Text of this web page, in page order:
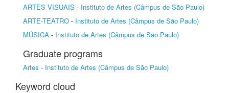
ARTES VISUAIS - Instituto de Artes (Câmpus de São Paulo)
ARTE-TEATRO - Instituto de Artes (Câmpus de São Paulo)
MÚSICA - Instituto de Artes (Câmpus de São Paulo)
Graduate programs
Artes - Instituto de Artes (Câmpus de São Paulo)
Keyword cloud